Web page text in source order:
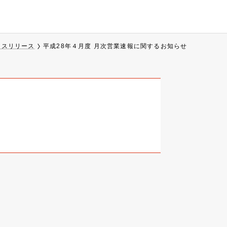
リリース 平成28年４月度 月次営業速報に関するお知らせ